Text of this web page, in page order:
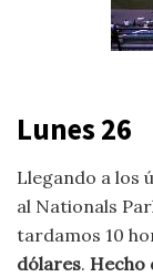
Lunes 26
Llegando a los
al Nationals
tardamos 10
dólares. Hecho